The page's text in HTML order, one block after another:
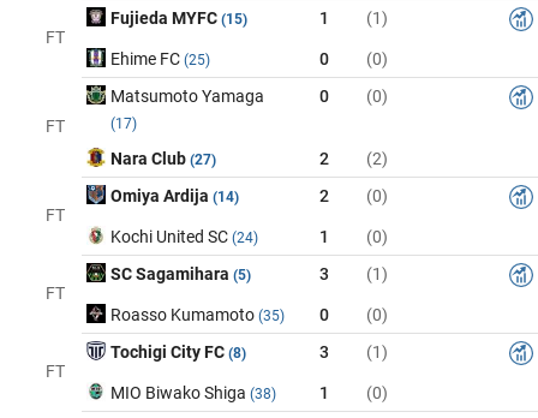
FT
Fujieda MYFC (15) 1 (1)
Ehime FC (25) 0 (0)
FT
Matsumoto Yamaga
(17)
0 (0)
Nara Club (27) 2 (2)
FT
Omiya Ardija (14) 2 (0)
Kochi United SC (24) 1 (0)
FT
SC Sagamihara (5) 3 (1)
Roasso Kumamoto (35) 0 (0)
FT
Tochigi City FC (8) 3 (1)
MIO Biwako Shiga (38) 1 (0)